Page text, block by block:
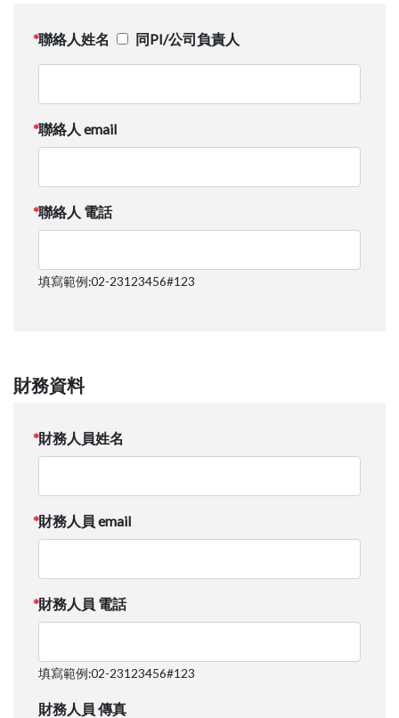
聯絡人姓名 同PI/公司負責人
聯絡人 email
聯絡人 電話
填寫範例:02-23123456#123
財務資料
財務人員姓名
財務人員 email
財務人員 電話
填寫範例:02-23123456#123
財務人員 傳真